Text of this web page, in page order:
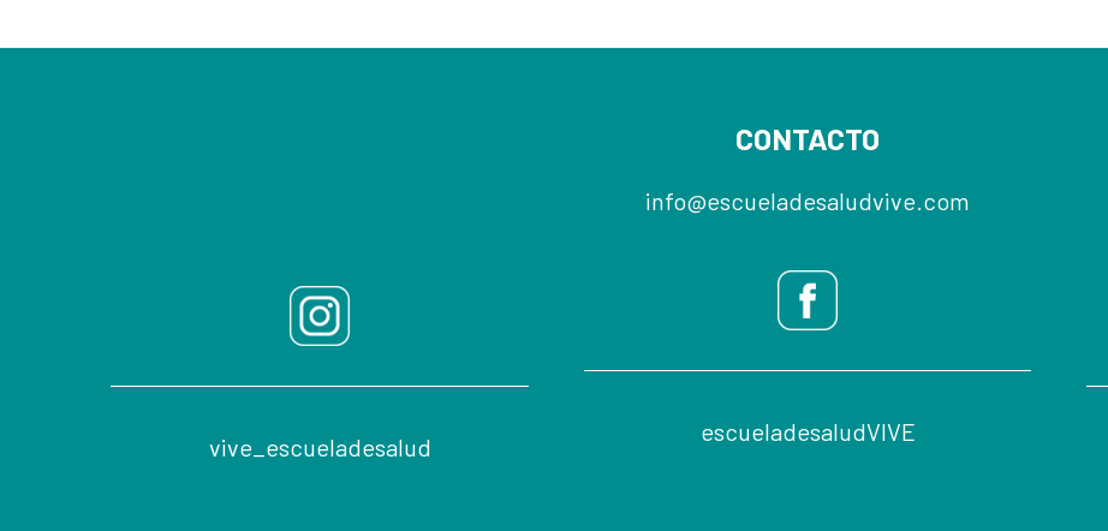
vive_escueladesalud
CONTACTO
info@escueladesaludvive.com
escueladesaludVIVE